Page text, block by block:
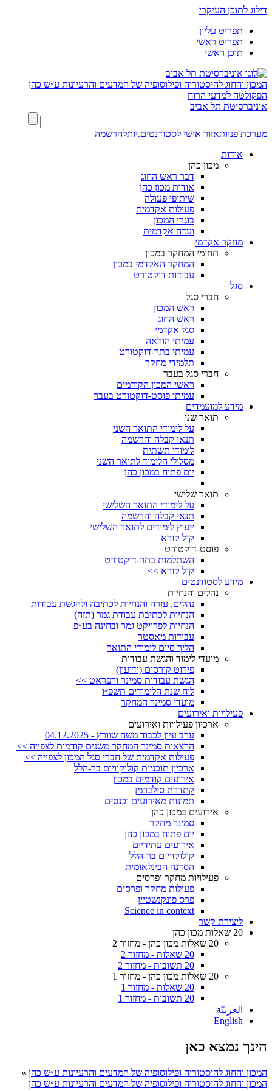
דילוג לתוכן העיקרי
תפריט עליון
תפריט ראשי
תוכן ראשי
המכון והחוג להיסטוריה ופילוסופיה של המדעים והרעיונות ע״ש כהן
הפקולטה למדעי הרוח
אוניברסיטת תל אביב
מערכת פניותאזור אישי לסטודנטים.יותלהרשמה
אודות
מכון כהן
דבר ראש החוג
אודות מכון כהן
שיתופי פעולה
פעילות אקדמית
בוגרי המכון
ועדה אקדמית
מחקר אקדמי
תחומי המחקר במכון
המחקר האקדמי במכון
עבודות דוקטורט
סגל
חברי סגל
ראש המכון
ראש החוג
סגל אקדמי
עמיתי הוראה
עמיתי בתר-דוקטורט
תלמידי מחקר
חברי סגל בעבר
ראשי המכון הקודמים
עמיתי פוסט-דוקטורט בעבר
מידע למועמדים
תואר שני
על לימודי התואר השני
תנאי קבלה והרשמה
לימודי תשתית
מסלולי הלימוד לתואר השני
יום פתוח במכון כהן
תואר שלישי
על לימודי התואר השלישי
תנאי קבלה והרשמה
ייעוץ לימודים לתואר השלישי
קול קורא
פוסט-דוקטורט
השתלמות בתר-דוקטורט
קול קורא >>
מידע לסטודנטים
נהלים והנחיות
נהלים, עזרה והנחיות לכתיבה ולהגשת עבודות
הנחיות לכתיבת עבודת גמר (תזה)
הנחיות לפרויקט גמר ובחינה בע״פ
עבודות מאסטר
הליך סיום לימודי התואר
מועדי לימוד והגשת עבודות
פירוט קורסים (ידיעון)
הגשת עבודות סמינר ורפראט >>
לוח שנת הלימודים תשפ״ו
מועדי סמינר המחקר
פעילויות ואירועים
ארכיון פעילויות ואירועים
ערב עיון לכבוד משה שוורץ - 04.12.2025
הרצאות סמינר המחקר משנים קודמות לצפייה >>
פעילות אקדמית של חברי סגל המכון לצפייה >>
ארכיון תוכניות קולוקוויום בר-הלל
אירועים קודמים במכון
קתדרת סילברמן
תמונות מאירועים וכנסים
אירועים במכון כהן
סמינר מחקר
יום פתוח במכון כהן
אירועים עתידיים
קולוקוויום בר-הלל
הסדנה הבינלאומית
פעילויות מחקר ופרסים
פעילות מחקר ופרסים
פרס פונקנשטיין
Science in context
ליצירת קשר
20 שאלות מכון כהן
20 שאלות מכון כהן - מחזור 2
20 שאלות - מחזור 2
20 תשובות - מחזור 2
20 שאלות מכון כהן - מחזור 1
20 שאלות - מחזור 1
20 תשובות - מחזור 1
العربيّة
English
הינך נמצא כאן
המכון והחוג להיסטוריה ופילוסופיה של המדעים והרעיונות ע״ש כהן »
המכון והחוג להיסטוריה ופילוסופיה של המדעים והרעיונות ע״ש כהן